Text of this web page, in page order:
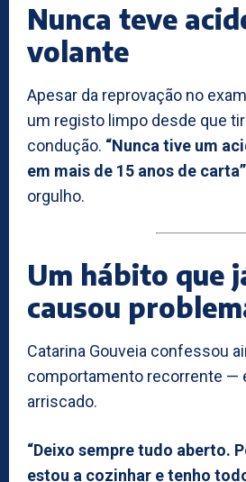
Nunca teve
volante
Apesar da reprovação no
um registo limpo desde que
condução. “Nunca tive um
em mais de 15 anos de carta”
orgulho.
Um hábito que
causou
Catarina Gouveia confessou
comportamento recorrente —
arriscado.
“Deixo sempre tudo aberto.
estou a cozinhar e tenho